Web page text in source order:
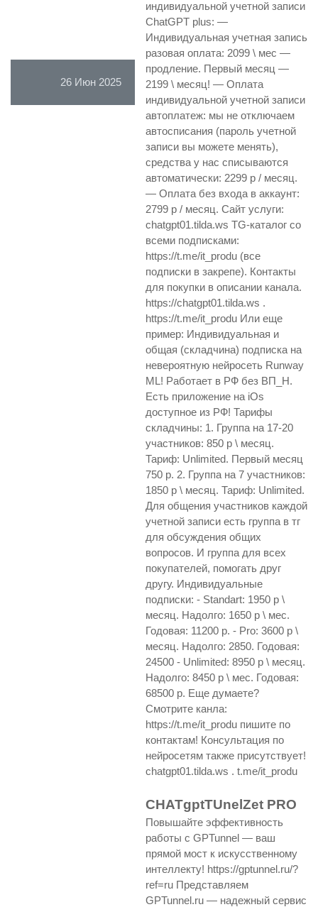
26 Июн 2025
индивидуальной учетной записи
ChatGPT plus: —
Индивидуальная учетная запись
разовая оплата: 2099 \ мес —
продление. Первый месяц —
2199 \ месяц! — Оплата
индивидуальной учетной записи
автоплатеж: мы не отключаем
автосписания (пароль учетной
записи вы можете менять),
средства у нас списываются
автоматически: 2299 р / месяц.
— Оплата без входа в аккаунт:
2799 р / месяц. Сайт услуги:
chatgpt01.tilda.ws TG-каталог со
всеми подписками:
https://t.me/it_produ (все
подписки в закрепе). Контакты
для покупки в описании канала.
https://chatgpt01.tilda.ws .
https://t.me/it_produ Или еще
пример: Индивидуальная и
общая (складчина) подписка на
невероятную нейросеть Runway
ML! Работает в РФ без ВП_Н.
Есть приложение на iOs
доступное из РФ! Тарифы
складчины: 1. Группа на 17-20
участников: 850 р \ месяц.
Тариф: Unlimited. Первый месяц
750 р. 2. Группа на 7 участников:
1850 р \ месяц. Тариф: Unlimited.
Для общения участников каждой
учетной записи есть группа в тг
для обсуждения общих
вопросов. И группа для всех
покупателей, помогать друг
другу. Индивидуальные
подписки: - Standart: 1950 р \
месяц. Надолго: 1650 р \ мес.
Годовая: 11200 р. - Pro: 3600 р \
месяц. Надолго: 2850. Годовая:
24500 - Unlimited: 8950 р \ месяц.
Надолго: 8450 р \ мес. Годовая:
68500 р. Еще думаете?
Смотрите канла:
https://t.me/it_produ пишите по
контактам! Консультация по
нейросетям также присутствует!
chatgpt01.tilda.ws . t.me/it_produ
CHATgptTUnelZet PRO
Повышайте эффективность
работы с GPTunnel — ваш
прямой мост к искусственному
интеллекту! https://gptunnel.ru/?
ref=ru Представляем
GPTunnel.ru — надежный сервис